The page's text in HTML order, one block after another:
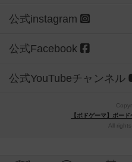
公式instagram
公式Facebook
公式YouTubeチャンネル
【ボドゲーマ】ボー
All